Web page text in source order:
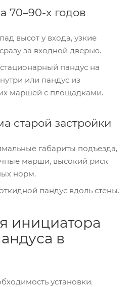
70–90-х годов
высот у входа, узкие
за входной дверью.
пандус на
или пандус из
маршей с площадками.
старой застройки
габариты подъезда,
марши, высокий риск
норм.
пандус вдоль стены.
инициатора
в
установки.